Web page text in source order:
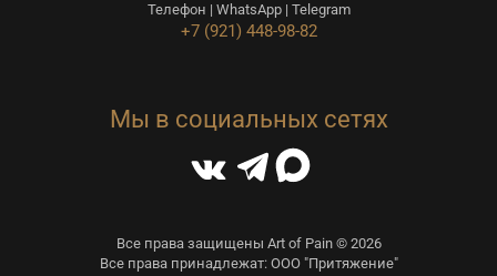
Телефон | WhatsApp | Telegram
+7 (921) 448-98-82
Мы в социальных сетях
Все права защищены Art of Pain © 2026
Все права принадлежат: ООО "Притяжение"